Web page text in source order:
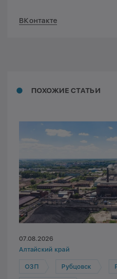
ВКонтакте
ПОХОЖИЕ СТАТЬИ
07.08.2026
Алтайский край
ОЗП Рубцовск